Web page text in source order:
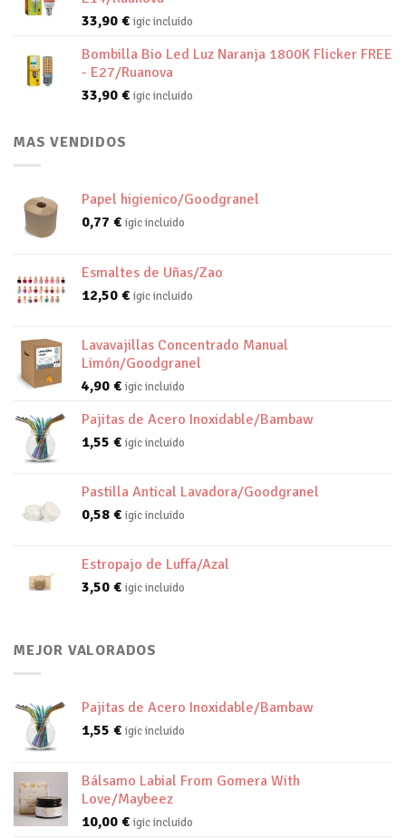
33,90 € igic incluido
Bombilla Bio Led Luz Naranja 1800K Flicker FREE
- E27/Ruanova
33,90 € igic incluido
MAS VENDIDOS
Papel higienico/Goodgranel
0,77 € igic incluido
Esmaltes de Uñas/Zao
12,50 € igic incluido
Lavavajillas Concentrado Manual
Limón/Goodgranel
4,90 € igic incluido
Pajitas de Acero Inoxidable/Bambaw
1,55 € igic incluido
Pastilla Antical Lavadora/Goodgranel
0,58 € igic incluido
Estropajo de Luffa/Azal
3,50 € igic incluido
MEJOR VALORADOS
Pajitas de Acero Inoxidable/Bambaw
1,55 € igic incluido
Bálsamo Labial From Gomera With
Love/Maybeez
10,00 € igic incluido